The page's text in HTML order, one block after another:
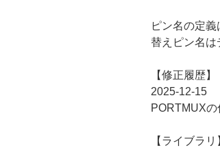
ピン名の定
替えピン名は
【修正履歴】
2025-12-15
PORTMUXの
【ライブラリ